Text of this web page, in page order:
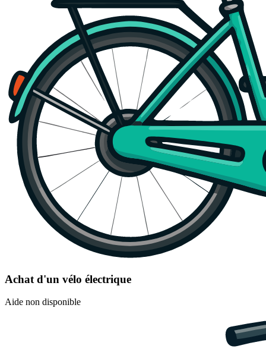
Achat d'un vélo électrique
Aide non disponible